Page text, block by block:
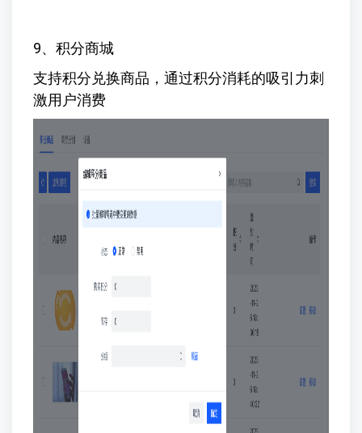
9、积分商城
支持积分兑换商品，通过积分消耗的吸引力刺
激用户消费